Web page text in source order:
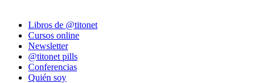
Libros de @titonet
Cursos online
Newsletter
@titonet pills
Conferencias
Quién soy